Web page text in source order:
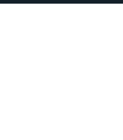
da Rainha